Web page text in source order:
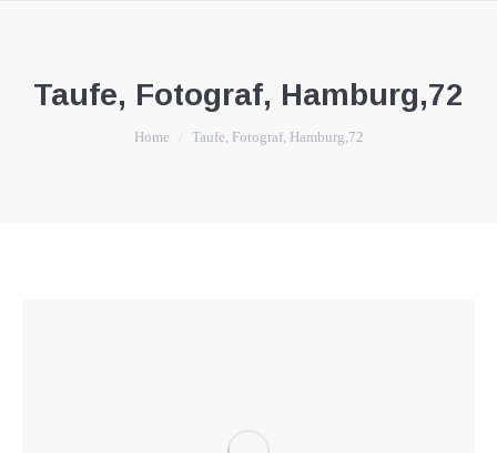
Taufe, Fotograf, Hamburg,72
You are here:
Home Taufe, Fotograf, Hamburg,72